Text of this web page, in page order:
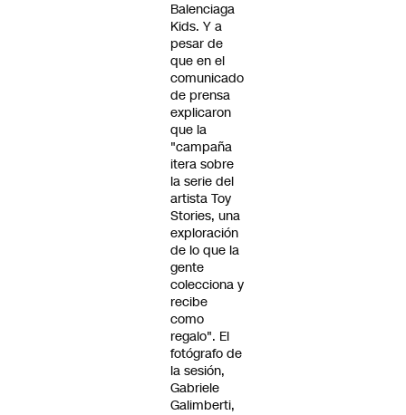
Balenciaga
Kids. Y a
pesar de
que en el
comunicado
de prensa
explicaron
que la
"campaña
itera sobre
la serie del
artista Toy
Stories, una
exploración
de lo que la
gente
colecciona y
recibe
como
regalo". El
fotógrafo de
la sesión,
Gabriele
Galimberti,